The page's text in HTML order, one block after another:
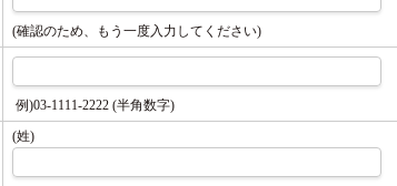
(確認のため、もう一度入力してください)
例)03-1111-2222 (半角数字)
(姓)